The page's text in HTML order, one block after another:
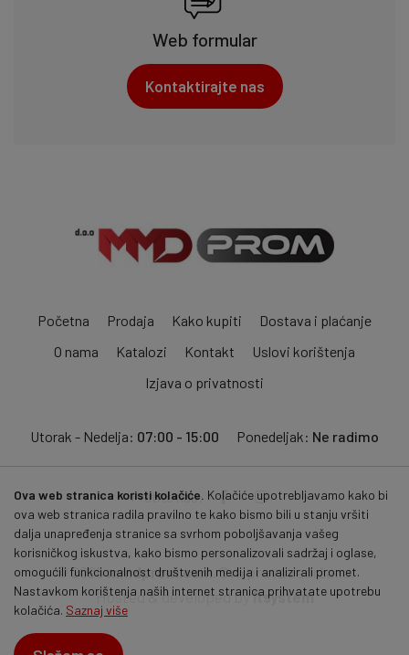
Web formular
Kontaktirajte nas
Početna Prodaja Kako kupiti
Dostava i plaćanje
O nama
Katalozi Kontakt
Uslovi korištenja
Izjava o privatnosti
Utorak - Nedelja: 07:00 - 15:00 Ponedeljak: Ne radimo
Pratite nas:
© 2026mmdprom.com . Sva prava zadržana.
Hosted & developed byitsystem
Ova web stranica koristi kolačiće. Kolačiće upotrebljavamo kako bi
ova web stranica radila pravilno te kako bismo bili u stanju vršiti
dalja unapređenja stranice sa svrhom poboljšavanja vašeg
korisničkog iskustva, kako bismo personalizovali sadržaj i oglase,
omogućili funkcionalnost društvenih medija i analizirali promet.
Nastavkom korištenja naših internet stranica prihvatate upotrebu
kolačića. Saznaj više